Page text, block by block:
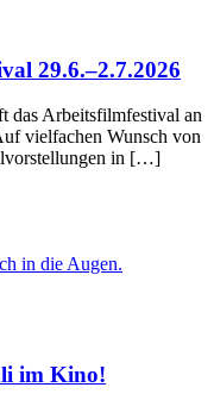
29.6.–2.7.2026
das Arbeitsfilmfestival an
vielfachen Wunsch von
in […]
im Kino!